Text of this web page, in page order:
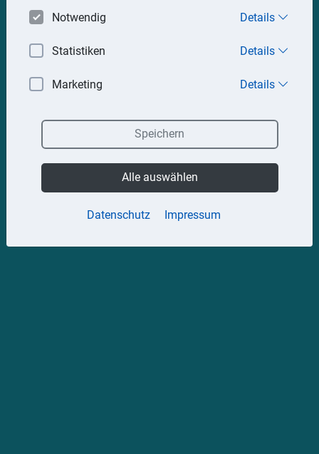
Notwendig Details
Statistiken Details
Marketing Details
Datenschutz Impressum
Speichern
Alle auswählen